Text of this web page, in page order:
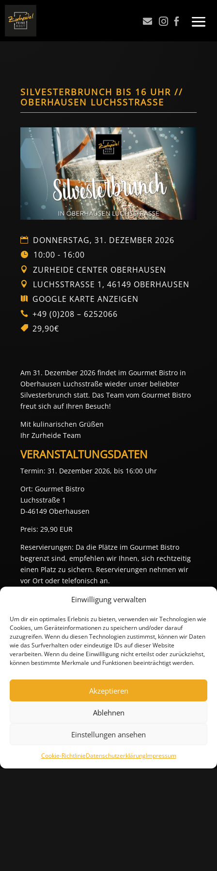
Einwilligung verwalten
Um dir ein optimales Erlebnis zu bieten, verwenden wir Technologien wie
Cookies, um Geräteinformationen zu speichern und/oder darauf
zuzugreifen. Wenn du diesen Technologien zustimmst, können wir Daten
wie das Surfverhalten oder eindeutige IDs auf dieser Website
verarbeiten. Wenn du deine Einwillligung nicht erteilst oder zurückziehst,
können bestimmte Merkmale und Funktionen beeinträchtigt werden.
Akzeptieren
Ablehnen
Einstellungen ansehen
Cookie-RichtlinieDatenschutzerklärungImpressum
  
SILVESTERBRUNCH BIS 16 UHR //
OBERHAUSEN LUCHSSTRASSE
DONNERSTAG, 31. DEZEMBER 2026
10:00 - 16:00
ZURHEIDE CENTER OBERHAUSEN
LUCHSSTRASSE 1, 46149 OBERHAUSEN
GOOGLE KARTE ANZEIGEN
+49 (0)208 – 6252066
29,90€
Am 31. Dezember 2026 findet im Gourmet Bistro in
Oberhausen Luchsstraße wieder unser beliebter
Silvesterbrunch statt. Das Team vom Gourmet Bistro
freut sich auf Ihren Besuch!
Mit kulinarischen Grüßen
Ihr Zurheide Team
VERANSTALTUNGSDATEN
Termin: 31. Dezember 2026, bis 16:00 Uhr
Ort: Gourmet Bistro
Luchsstraße 1
D-46149 Oberhausen
Preis: 29,90 EUR
Reservierungen: Da die Plätze im Gourmet Bistro
begrenzt sind, empfehlen wir Ihnen, sich rechtzeitig
einen Platz zu sichern. Reservierungen nehmen wir
vor Ort oder telefonisch an.